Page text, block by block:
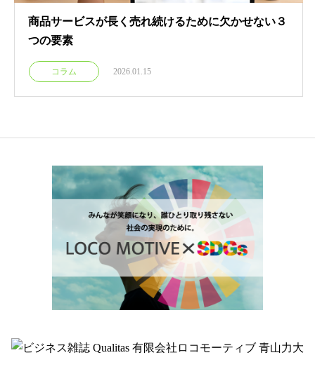
商品サービスが長く売れ続けるために欠かせない３
つの要素
コラム 2026.01.15